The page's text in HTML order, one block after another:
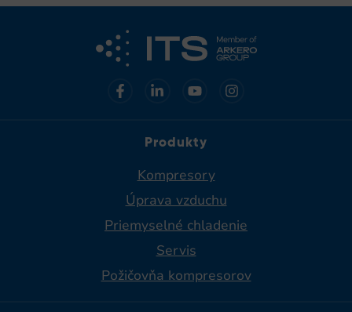
Produkty
Kompresory
Úprava vzduchu
Priemyselné chladenie​
Servis
Požičovňa kompresorov